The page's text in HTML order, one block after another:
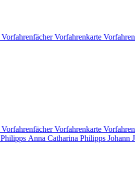
VorfahrenfächerVorfahrenkarte
VorfahrenfächerVorfahrenkarte
Philipps Anna Catharina Philipps Johann